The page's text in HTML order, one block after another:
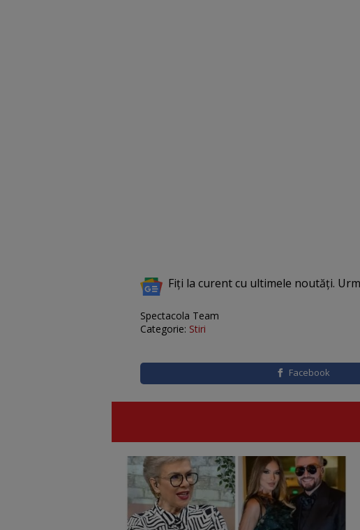
Fiți la curent cu ultimele noutăți.
Spectacola Team
Categorie: Stiri
Facebook